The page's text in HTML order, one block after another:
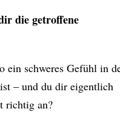
die getroffene
ein schweres Gefühl in
– und du dir eigentlich
richtig an?